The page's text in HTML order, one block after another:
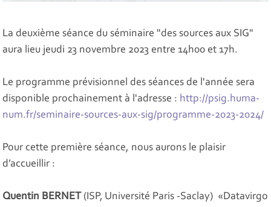
La deuxième séance du séminaire "des sources aux SIG"
aura lieu jeudi 23 novembre 2023 entre 14h00 et 17h.
Le programme prévisionnel des séances de l'année sera
disponible prochainement à l'adresse : http://psig.huma-
num.fr/seminaire-sources-aux-sig/programme-2023-2024/
Pour cette première séance, nous aurons le plaisir
d’accueillir :
Quentin BERNET (ISP, Université Paris -Saclay) «Datavirgo